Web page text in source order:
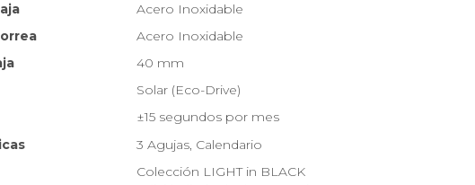
Acero Inoxidable
Acero Inoxidable
40 mm
Solar (Eco-Drive)
±15 segundos por mes
3 Agujas, Calendario
Colección LIGHT in BLACK